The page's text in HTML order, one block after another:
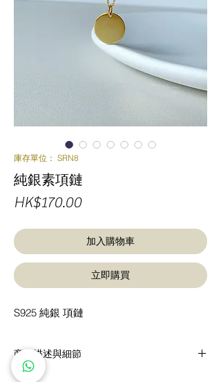
庫存單位： SRN8
純銀素項鏈
HK$170.00價
加入購物車
立即購買
S925 純銀 項鏈
商品描述與細節
S925 純銀 項鏈